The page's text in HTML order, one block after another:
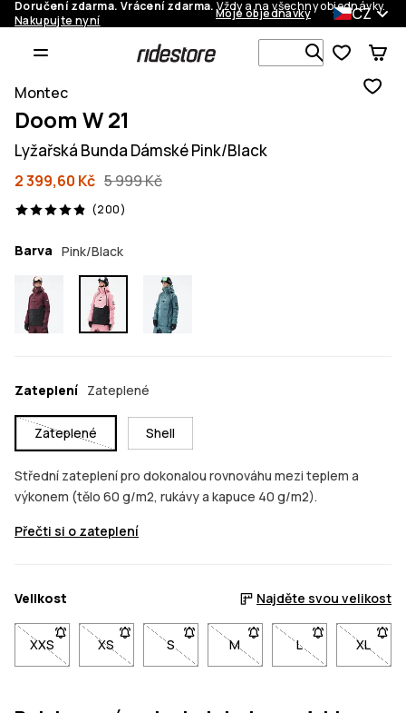
Doručení zdarma. Vrácení zdarma.Vždy a na všechny objednávky.
Nakupujte nyní
Moje objednávky CZ
Vyhledávej
Montec
Doom W 21
Lyžařská Bunda Dámské Pink/Black
2 399,60 Kč 5 999 Kč
(200)
200 recenze, 4.9/5
Barva Pink/Black
Zateplení Zateplené
Zateplené Shell
Střední zateplení pro dokonalou rovnováhu mezi teplem a
výkonem (tělo 60 g/m2, rukávy a kapuce 40 g/m2).
Přečti si o zateplení
Velikost Najděte svou velikost
XXS- Velikost XXS není dostupná. Klikni pro upozornění, až bude
XS- Velikost XS není dostupná. Klikni pro upozornění,
S- Velikost S není dostupná. Klikni pro
M- Velikost M není dostupná.
L- Velikost L není
XL
-